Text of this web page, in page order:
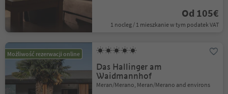
Od 105€
1 nocleg / 1 mieszkanie w tym podatek VAT
Możliwość rezerwacji online
Das Hallinger am
Waidmannhof
Meran/Merano, Meran/Merano and environs